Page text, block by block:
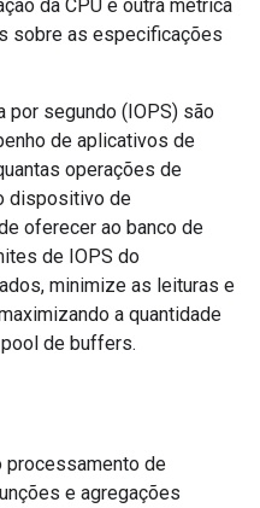
da CPU é outra métrica
sobre as especificações
por segundo (IOPS) são
de aplicativos de
operações de
dispositivo de
oferecer ao banco de
de IOPS do
minimize as leituras e
a quantidade
de buffers.
processamento de
e agregações